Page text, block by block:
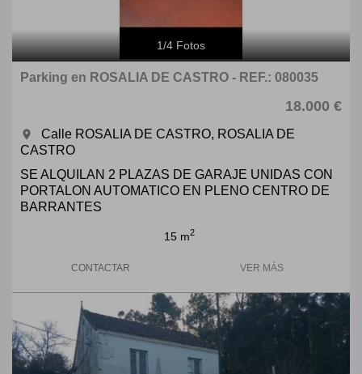
1/4 Fotos
Parking en ROSALIA DE CASTRO - REF.: 080035
18.000 €
room
Calle ROSALIA DE CASTRO, ROSALIA DE
CASTRO
SE ALQUILAN 2 PLAZAS DE GARAJE UNIDAS CON
PORTALON AUTOMATICO EN PLENO CENTRO DE
BARRANTES
15 m2
CONTACTAR VER MÁS
Previous Next